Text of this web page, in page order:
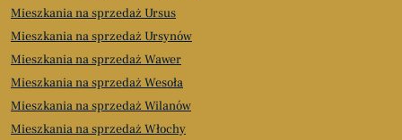
Mieszkania na sprzedaż Ursus
Mieszkania na sprzedaż Ursynów
Mieszkania na sprzedaż Wawer
Mieszkania na sprzedaż Wesoła
Mieszkania na sprzedaż Wilanów
Mieszkania na sprzedaż Włochy